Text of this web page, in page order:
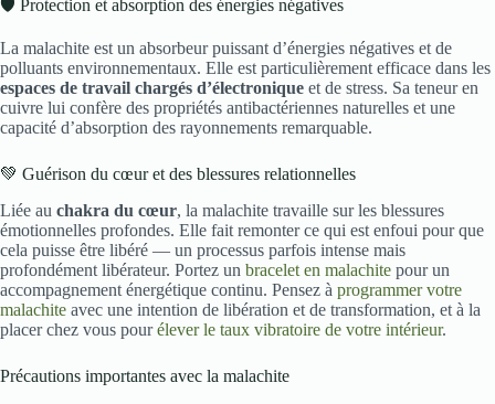
🛡️ Protection et absorption des énergies négatives
La malachite est un absorbeur puissant d’énergies négatives et de
polluants environnementaux. Elle est particulièrement efficace dans les
espaces de travail chargés d’électronique et de stress. Sa teneur en
cuivre lui confère des propriétés antibactériennes naturelles et une
capacité d’absorption des rayonnements remarquable.
💚 Guérison du cœur et des blessures relationnelles
Liée au chakra du cœur, la malachite travaille sur les blessures
émotionnelles profondes. Elle fait remonter ce qui est enfoui pour que
cela puisse être libéré — un processus parfois intense mais
profondément libérateur. Portez un bracelet en malachite pour un
accompagnement énergétique continu. Pensez à programmer votre
malachite avec une intention de libération et de transformation, et à la
placer chez vous pourélever le taux vibratoire de votre intérieur.
Précautions importantes avec la malachite